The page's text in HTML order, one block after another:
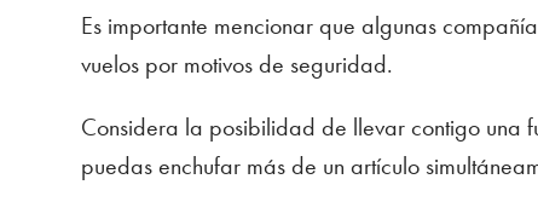
Es importante mencionar que algunas
vuelos por motivos de seguridad.
Considera la posibilidad de llevar contigo una
puedas enchufar más de un artículo